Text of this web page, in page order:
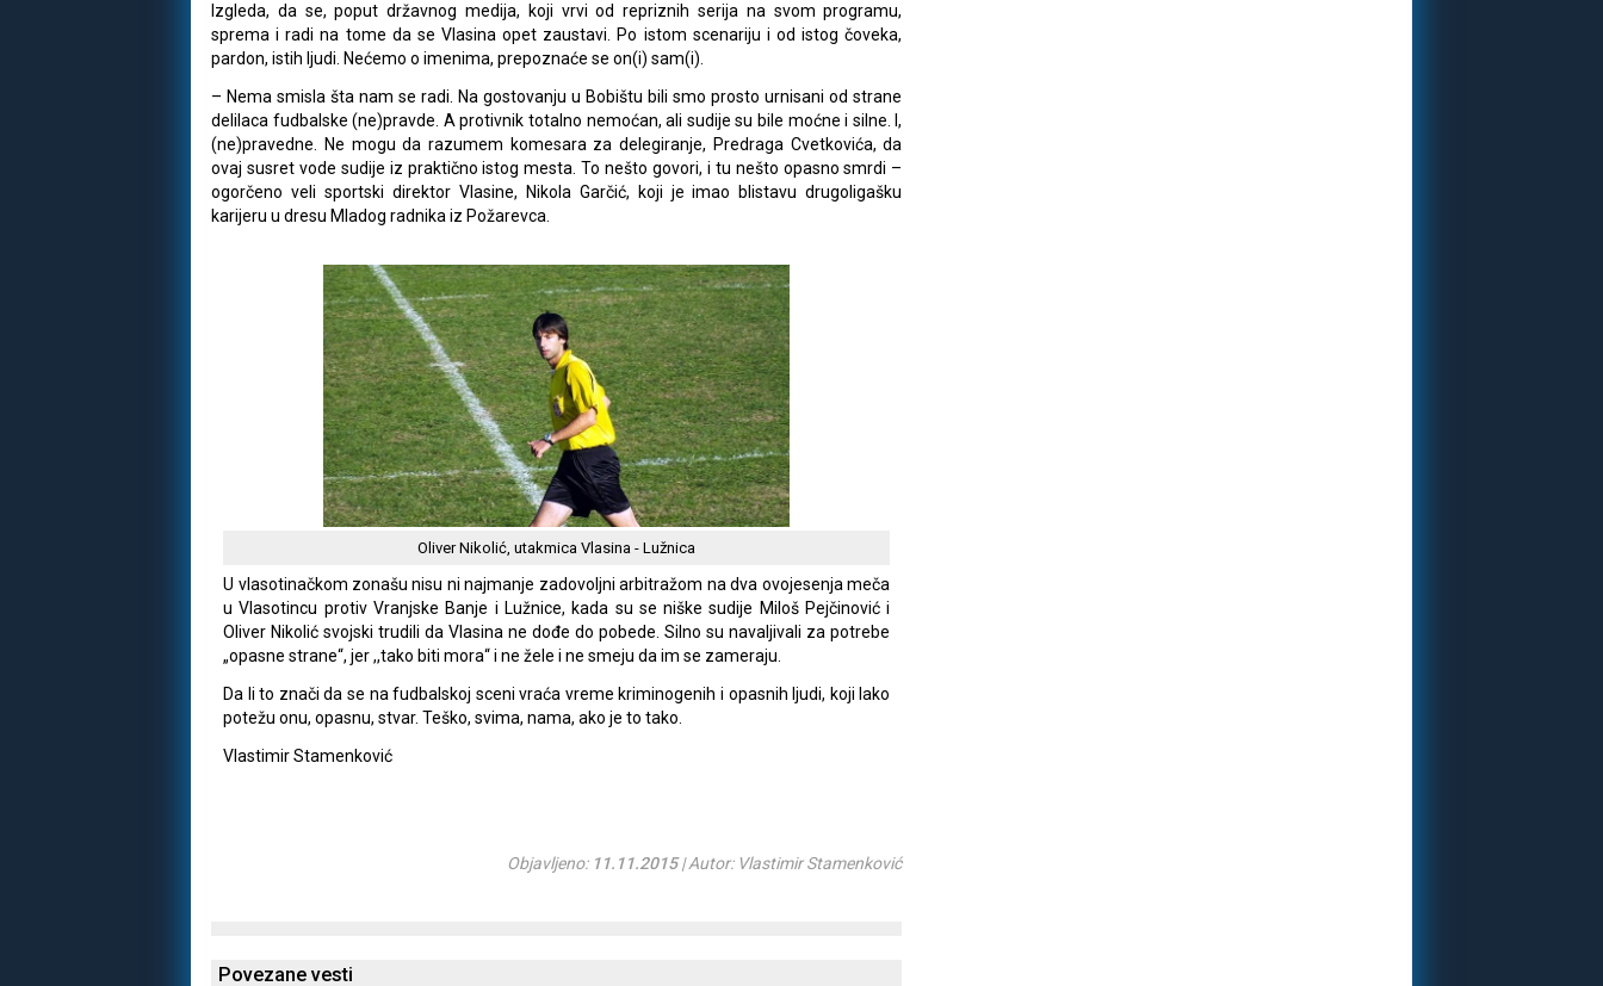
Izgleda, da se, poput državnog medija, koji vrvi od repriznih serija na svom programu,
sprema i radi na tome da se Vlasina opet zaustavi. Po istom scenariju i od istog čoveka,
pardon, istih ljudi. Nećemo o imenima, prepoznaće se on(i) sam(i).
– Nema smisla šta nam se radi. Na gostovanju u Bobištu bili smo prosto urnisani od strane
delilaca fudbalske (ne)pravde. A protivnik totalno nemoćan, ali sudije su bile moćne i silne. I,
(ne)pravedne. Ne mogu da razumem komesara za delegiranje, Predraga Cvetkovića, da
ovaj susret vode sudije iz praktično istog mesta. To nešto govori, i tu nešto opasno smrdi –
ogorčeno veli sportski direktor Vlasine, Nikola Garčić, koji je imao blistavu drugoligašku
karijeru u dresu Mladog radnika iz Požarevca.
Oliver Nikolić, utakmica Vlasina - Lužnica
U vlasotinačkom zonašu nisu ni najmanje zadovoljni arbitražom na dva ovojesenja meča
u Vlasotincu protiv Vranjske Banje i Lužnice, kada su se niške sudije Miloš Pejčinović i
Oliver Nikolić svojski trudili da Vlasina ne dođe do pobede. Silno su navaljivali za potrebe
„opasne strane“, jer ,,tako biti mora“ i ne žele i ne smeju da im se zameraju.
Da li to znači da se na fudbalskoj sceni vraća vreme kriminogenih i opasnih ljudi, koji lako
potežu onu, opasnu, stvar. Teško, svima, nama, ako je to tako.
Vlastimir Stamenković
Objavljeno: 11.11.2015| Autor: Vlastimir Stamenković
Povezane vesti